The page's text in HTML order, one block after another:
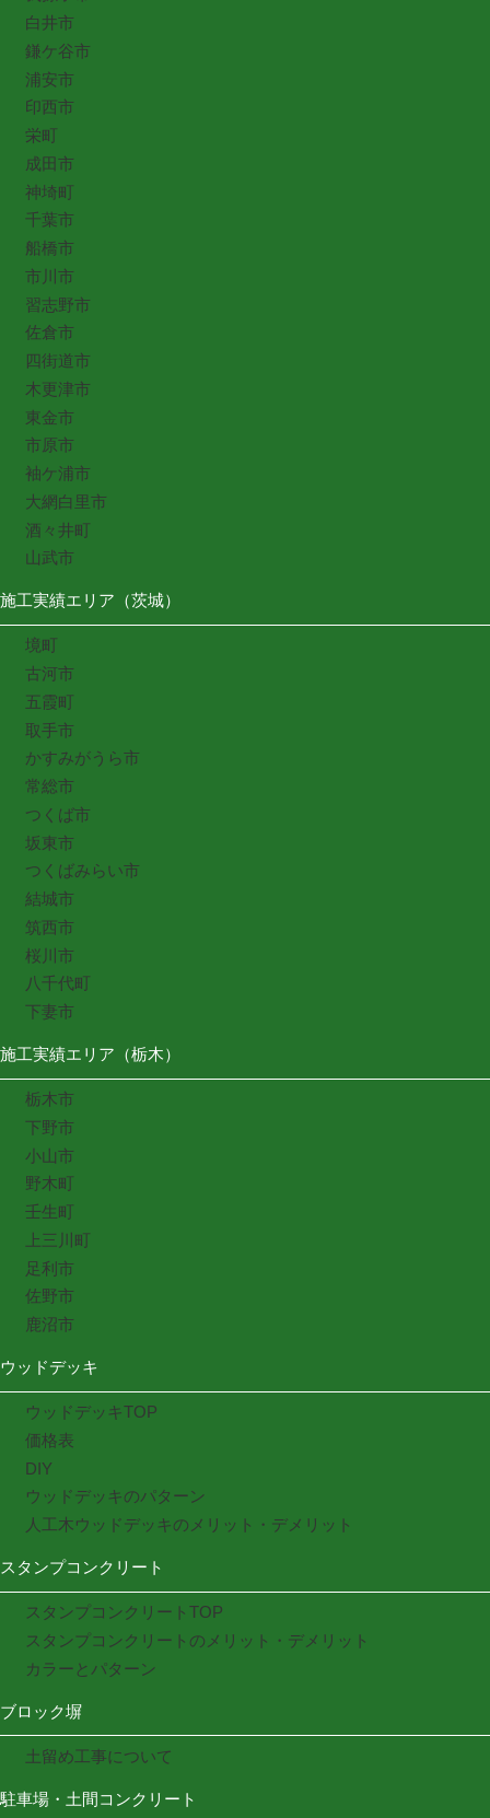
白井市
鎌ケ谷市
浦安市
印西市
栄町
成田市
神埼町
千葉市
船橋市
市川市
習志野市
佐倉市
四街道市
木更津市
東金市
市原市
袖ケ浦市
大網白里市
酒々井町
山武市
施工実績エリア（茨城）
境町
古河市
五霞町
取手市
かすみがうら市
常総市
つくば市
坂東市
つくばみらい市
結城市
筑西市
桜川市
八千代町
下妻市
施工実績エリア（栃木）
栃木市
下野市
小山市
野木町
壬生町
上三川町
足利市
佐野市
鹿沼市
ウッドデッキ
ウッドデッキTOP
価格表
DIY
ウッドデッキのパターン
人工木ウッドデッキのメリット・デメリット
スタンプコンクリート
スタンプコンクリートTOP
スタンプコンクリートのメリット・デメリット
カラーとパターン
ブロック塀
土留め工事について
駐車場・土間コンクリート